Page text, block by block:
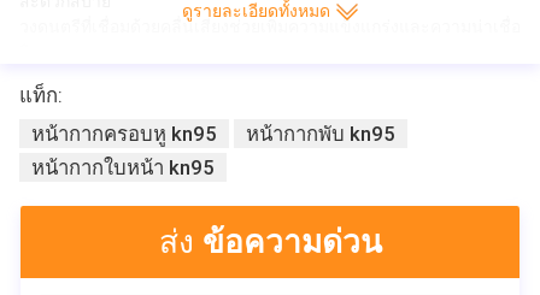
วงดนตรีที่เชื่อมด้วยคลื่นเสียงช่วยเพิ่มความแข็งแกร่งและความน่าเชื่อ
น้ำหนักเบาสวมใส่สบายรวดเร็วและสวมง่าย
การป้องกันที่ดีเยี่ยมต่อการปนเปื้อนที่อาจเกิดขึ้นจากเชื้อโรคในเลือด
ของเหลวในร่างกายหรือสารเคมีอันตราย
แถบโฟมที่มีความไวต่อแสงสามารถดูดซับเหงื่อและให้พื้นที่เพียงพอ
สำหรับแว่นสายตาหรือแว่นตานิรภัย
ชื่อผลิตภัณฑ์
หน้ากากป้องกัน KN95
ดูรายละเอียดทั้งหมด
แท็ก:
หน้ากากครอบหู kn95
หน้ากากพับ kn95
หน้ากากใบหน้า kn95
ส่ง ข้อความด่วน